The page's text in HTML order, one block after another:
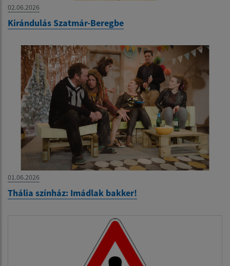
02.06.2026
Kirándulás Szatmár-Beregbe
01.06.2026
Thália színház: Imádlak bakker!